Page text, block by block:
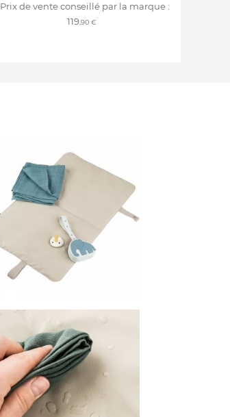
Prix de vente conseillé par la marque :
119,90 €